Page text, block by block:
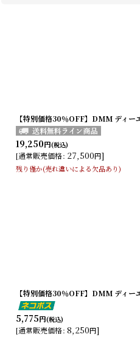
【特別価格30％OFF】DMM ディ
19,250円(税込)
[通常販売価格: 27,500円]
残り僅か(売れ違いによる欠品あり)
【特別価格30％OFF】DMM ディ
5,775円(税込)
[通常販売価格: 8,250円]